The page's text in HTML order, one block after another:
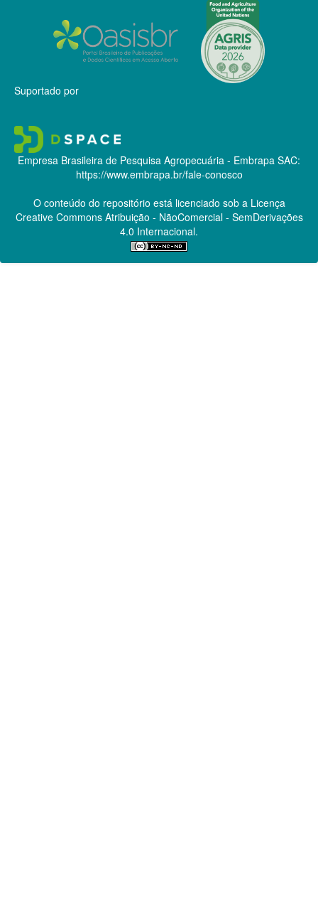
Suportado por
Empresa Brasileira de Pesquisa Agropecuária - Embrapa SAC:
https://www.embrapa.br/fale-conosco
O conteúdo do repositório está licenciado sob a Licença
Creative CommonsAtribuição - NãoComercial - SemDerivações
4.0 Internacional.